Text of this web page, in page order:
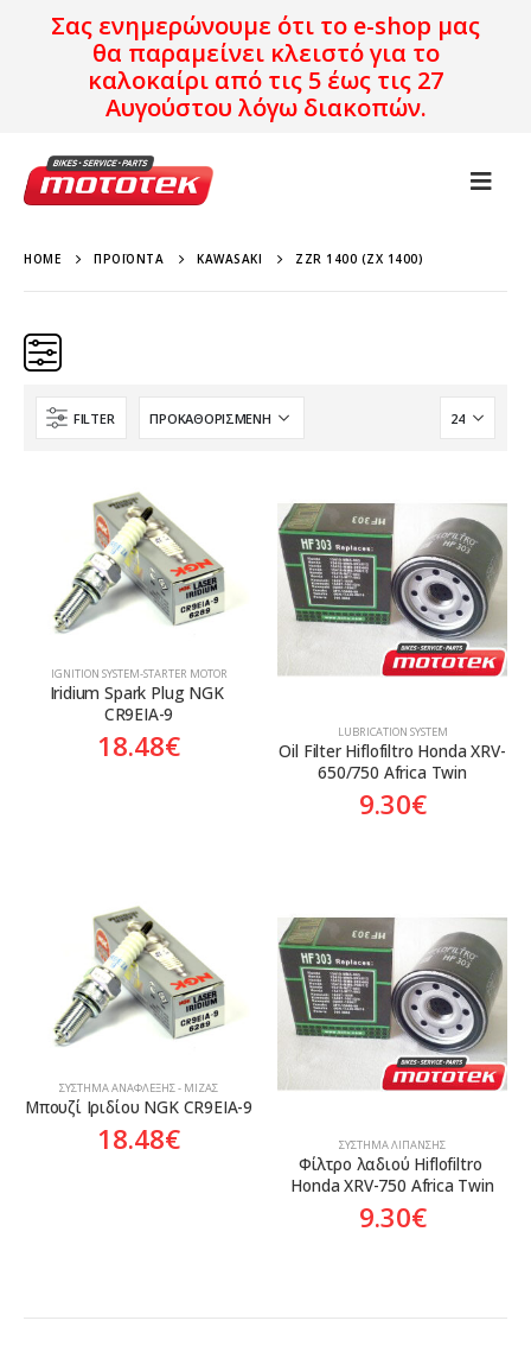
Σας ενημερώνουμε ότι το e-shop μας
θα παραμείνει κλειστό για το
καλοκαίρι από τις 5 έως τις 27
Αυγούστου λόγω διακοπών.
HOME ΠΡΟΪΌΝΤΑ KAWASAKI ZZR 1400 (ZX 1400)
KAWASAKI
Χρονολογία
Κατηγορίες
Aftermarket
FILTER
ΙGNITION SYSTEM-STARTER MOTOR
Iridium Spark Plug NGK
CR9EIA-9
18.48€ LUBRICATION SYSTEM
Oil Filter Hiflofiltro Honda XRV-
650/750 Africa Twin
9.30€
ΣΎΣΤΗΜΑ ΑΝΆΦΛΕΞΗΣ - ΜΊΖΑΣ
Μπουζί Ιριδίου NGK CR9EIA-9
18.48€ ΣΎΣΤΗΜΑ ΛΊΠΑΝΣΗΣ
Φίλτρο λαδιού Hiflofiltro
Honda XRV-750 Africa Twin
9.30€